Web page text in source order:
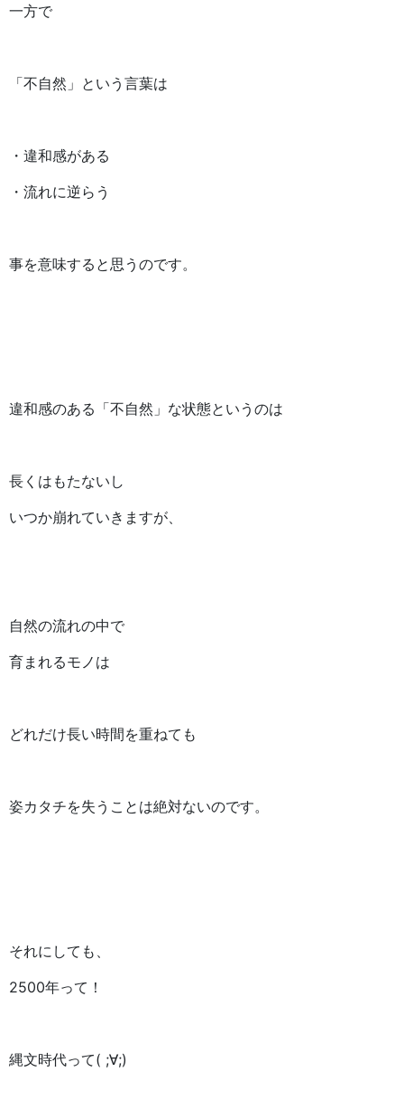
一方で
「不自然」という言葉は
・違和感がある
・流れに逆らう
事を意味すると思うのです。
違和感のある「不自然」な状態というのは
長くはもたないし
いつか崩れていきますが、
自然の流れの中で
育まれるモノは
どれだけ長い時間を重ねても
姿カタチを失うことは絶対ないのです。
それにしても、
2500年って！
縄文時代って( ;∀;)